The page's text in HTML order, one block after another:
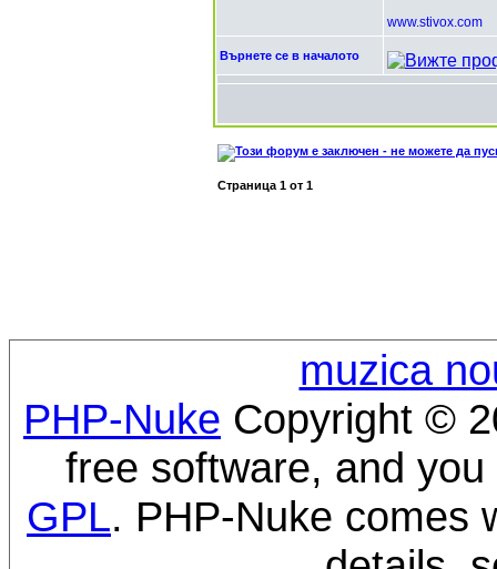
www.stivox.com
Върнете се в началото
Страница 1 от 1
muzica
PHP-Nuke Copyright ©
free software, and
GPL. PHP-Nuke comes